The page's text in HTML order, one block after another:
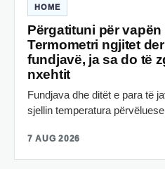
HOME
Përgatituni për vapën
Termometri ngjitet
fundjavë, ja sa do të
nxehtit
Fundjava dhe ditët e para të
sjellin temperatura
7 AUG 2026